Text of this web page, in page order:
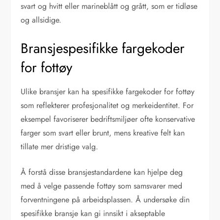
svart og hvitt eller marineblått og grått, som er tidløse
og allsidige.
Bransjespesifikke fargekoder
for fottøy
Ulike bransjer kan ha spesifikke fargekoder for fottøy
som reflekterer profesjonalitet og merkeidentitet. For
eksempel favoriserer bedriftsmiljøer ofte konservative
farger som svart eller brunt, mens kreative felt kan
tillate mer dristige valg.
Å forstå disse bransjestandardene kan hjelpe deg
med å velge passende fottøy som samsvarer med
forventningene på arbeidsplassen. Å undersøke din
spesifikke bransje kan gi innsikt i akseptable